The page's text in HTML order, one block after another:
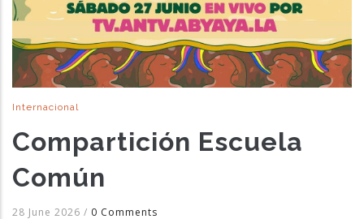
Internacional
Compartición Escuela
Común
28 June 2026 / 0 Comments